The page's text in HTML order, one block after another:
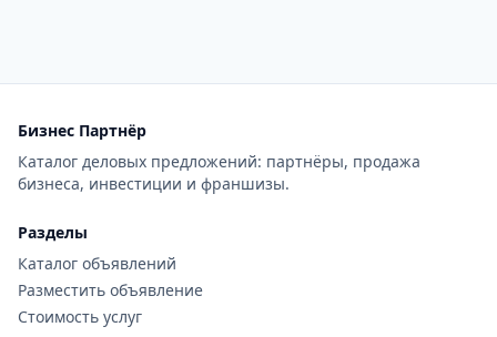
Бизнес Партнёр
Каталог деловых предложений: партнёры, продажа
бизнеса, инвестиции и франшизы.
Разделы
Каталог объявлений
Разместить объявление
Стоимость услуг